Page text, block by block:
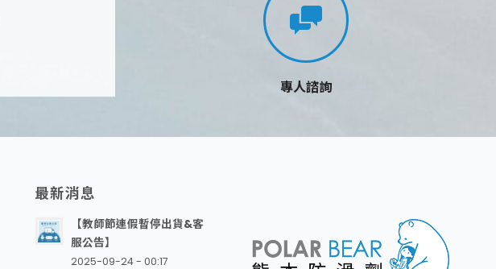
專人諮詢
最新消息
【教師節連假暫停出貨&客
服公告】
2025-09-24 - 00:17